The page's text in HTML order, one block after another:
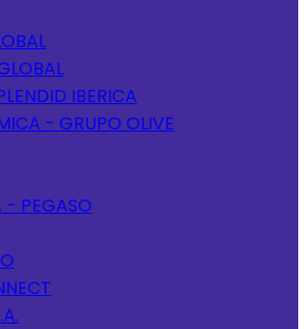
IBERICA
- GRUPO OLIVE
- PEGASO